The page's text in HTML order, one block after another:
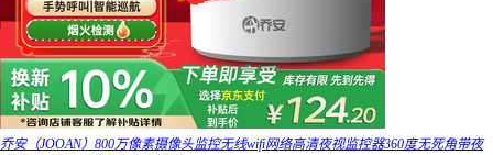
乔安（JOOAN）800万像素摄像头监控无线wifi网络高清夜视监控器360度无死角带夜